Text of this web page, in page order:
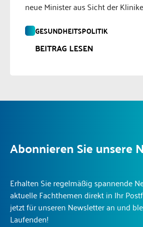
neue Minister aus Sicht der
GESUNDHEITSPOLITIK
BEITRAG LESEN
Abonnieren Sie unsere
Erhalten Sie regelmäßig spannende
aktuelle Fachthemen direkt in Ihr
jetzt für unseren Newsletter an und
Laufenden!